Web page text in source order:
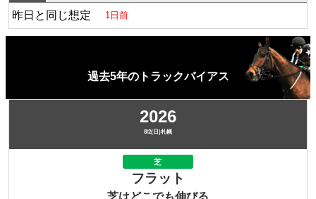
昨日と同じ想定 1日前
過去5年のトラックバイアス
2026
8/2(日)札幌
芝
フラット
芝はどこでも伸びる